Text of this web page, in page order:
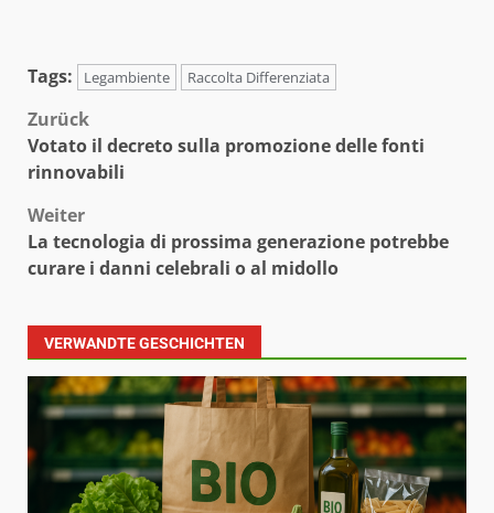
Tags: Legambiente Raccolta Differenziata
Beitragsnavigation
Zurück
Votato il decreto sulla promozione delle fonti
rinnovabili
Weiter
La tecnologia di prossima generazione potrebbe
curare i danni celebrali o al midollo
VERWANDTE GESCHICHTEN